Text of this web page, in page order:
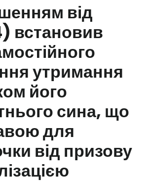
від
встановив
утримання
його
сина, що
для
від призову